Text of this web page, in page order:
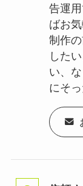
告運
ばお
制作
した
い、
にそ